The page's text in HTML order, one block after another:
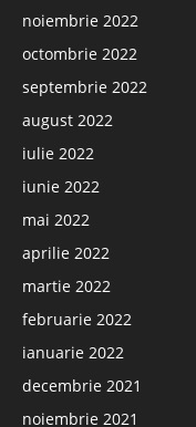
noiembrie 2022
octombrie 2022
septembrie 2022
august 2022
iulie 2022
iunie 2022
mai 2022
aprilie 2022
martie 2022
februarie 2022
ianuarie 2022
decembrie 2021
noiembrie 2021